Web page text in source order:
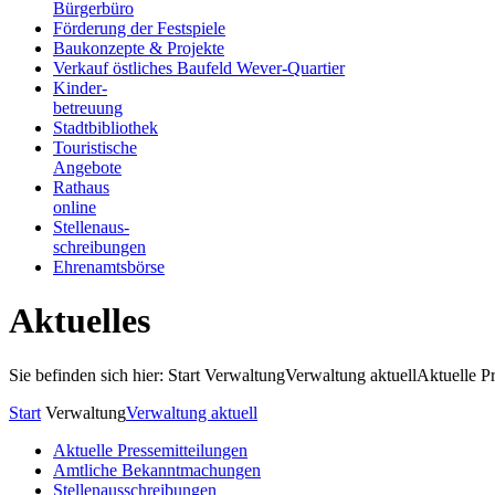
Bürgerbüro
Förderung der Festspiele
Baukonzepte & Projekte
Verkauf östliches Baufeld Wever-Quartier
Kinder-
betreuung
Stadtbibliothek
Touristische
Angebote
Rathaus
online
Stellenaus-
schreibungen
Ehrenamtsbörse
Aktuelles
Sie befinden sich hier: Start VerwaltungVerwaltung aktuellAktuelle
Start VerwaltungVerwaltung aktuell
Aktuelle Pressemitteilungen
Amtliche Bekanntmachungen
Stellenausschreibungen